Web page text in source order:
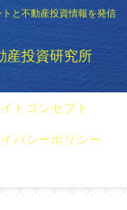
と不動産投資情報を発信
産投資研究所
トコンセプト
バシーポリシー